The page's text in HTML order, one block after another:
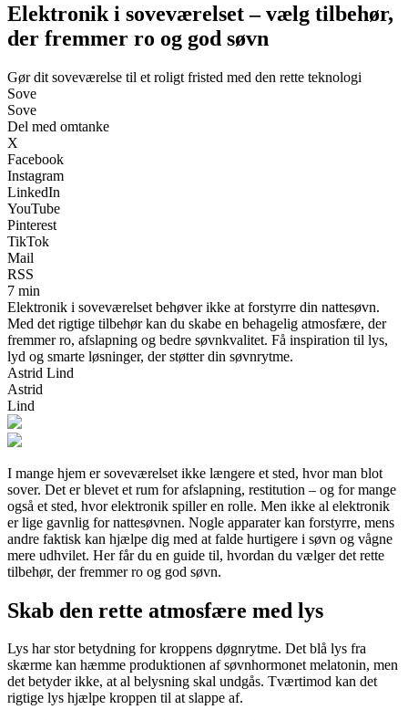
Elektronik i soveværelset – vælg tilbehør,
der fremmer ro og god søvn
Gør dit soveværelse til et roligt fristed med den rette teknologi
Sove
Sove
Del med omtanke
X
Facebook
Instagram
LinkedIn
YouTube
Pinterest
TikTok
Mail
RSS
7 min
Elektronik i soveværelset behøver ikke at forstyrre din nattesøvn.
Med det rigtige tilbehør kan du skabe en behagelig atmosfære, der
fremmer ro, afslapning og bedre søvnkvalitet. Få inspiration til lys,
lyd og smarte løsninger, der støtter din søvnrytme.
Astrid Lind
Astrid
Lind
I mange hjem er soveværelset ikke længere et sted, hvor man blot
sover. Det er blevet et rum for afslapning, restitution – og for mange
også et sted, hvor elektronik spiller en rolle. Men ikke al elektronik
er lige gavnlig for nattesøvnen. Nogle apparater kan forstyrre, mens
andre faktisk kan hjælpe dig med at falde hurtigere i søvn og vågne
mere udhvilet. Her får du en guide til, hvordan du vælger det rette
tilbehør, der fremmer ro og god søvn.
Skab den rette atmosfære med lys
Lys har stor betydning for kroppens døgnrytme. Det blå lys fra
skærme kan hæmme produktionen af søvnhormonet melatonin, men
det betyder ikke, at al belysning skal undgås. Tværtimod kan det
rigtige lys hjælpe kroppen til at slappe af.